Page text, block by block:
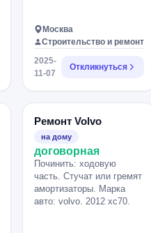
Москва
Строительство и ремонт
2025-
11-07
Откликнуться
Ремонт Volvo
на дому
договорная
Починить: ходовую
часть. Стучат или гремят
амортизаторы. Марка
авто: volvo. 2012 xc70.